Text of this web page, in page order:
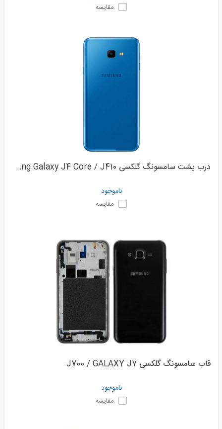
مقایسه
درب پشت سامسونگ گلکسی Samsung Galaxy J4 Core / J410
ناموجود
مقایسه
قاب سامسونگ گلکسی J700 / GALAXY J7
ناموجود
مقایسه